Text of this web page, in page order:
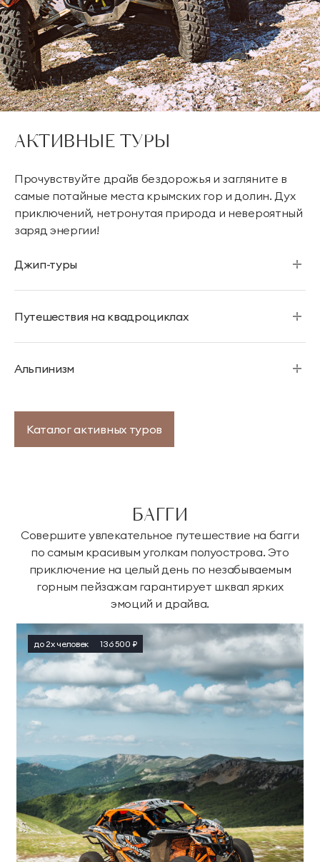
АКТИВНЫЕ ТУРЫ
Прочувствуйте драйв бездорожья и загляните в
самые потайные места крымских гор и долин. Дух
приключений, нетронутая природа и невероятный
заряд энергии!
Джип-туры
Путешествия на квадроциклах
Альпинизм
Каталог активных туров
БАГГИ
Совершите увлекательное путешествие на багги
по самым красивым уголкам полуострова. Это
приключение на целый день по незабываемым
горным пейзажам гарантирует шквал ярких
эмоций и драйва.
до 2х человек 136 500 ₽